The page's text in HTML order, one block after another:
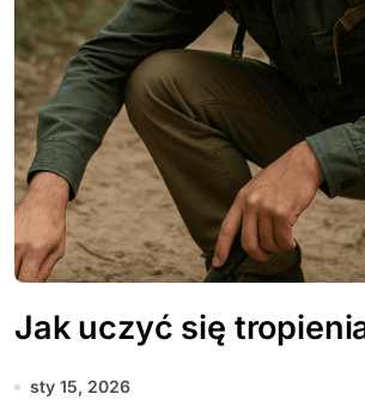
Jak uczyć się
sty 15, 2026